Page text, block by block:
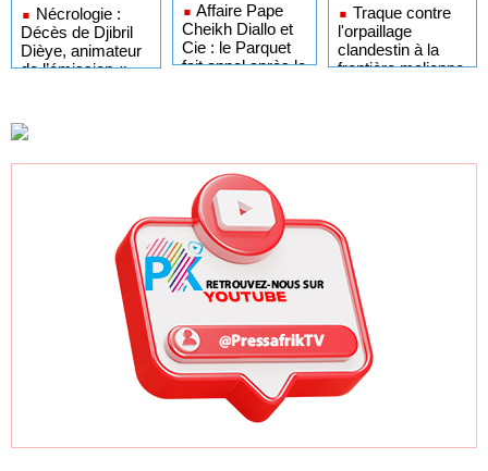
Nécrologie :
Décès de Djibril
Dièye, animateur
de l’émission «
Affaire Pape
Cheikh Diallo et
Cie : le Parquet
fait appel après le
Traque contre
l'orpaillage
clandestin à la
frontière malienne